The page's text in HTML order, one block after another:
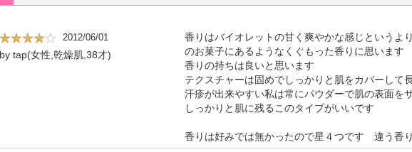
2012/06/01
by tap(女性,乾燥肌,38才)
香りはバイオレットの甘く爽やかな感じという
のお菓子にあるようなくぐもった香りに思います
香りの持ちは良いと思います
テクスチャーは固めでしっかりと肌をカバーして
汗疹が出来やすい私は常にパウダーで肌の表面を
しっかりと肌に残るこのタイプがいいです
香りは好みでは無かったので星４つです 違う香